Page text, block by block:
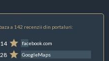
a 142 recenzii din portaluri:
14 facebook.com
GoogleMaps